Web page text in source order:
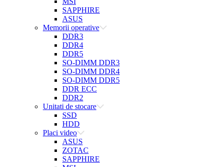
SAPPHIRE
ASUS
Memorii operative
DDR3
DDR4
DDR5
SO-DIMM DDR3
SO-DIMM DDR4
SO-DIMM DDR5
DDR ECC
DDR2
Unitati de stocare
SSD
HDD
Placi video
ASUS
ZOTAC
SAPPHIRE